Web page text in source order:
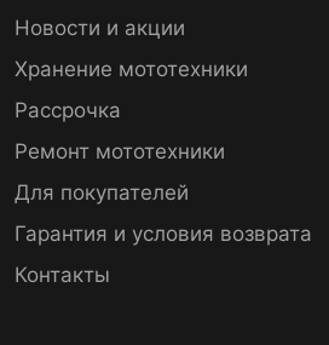
Новости и акции
Хранение мототехники
Рассрочка
Ремонт мототехники
Для покупателей
Гарантия и условия возврата
Контакты